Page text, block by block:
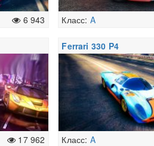
6 943 Класс: A
17 962
Ferrari 330 P4
Класс: A